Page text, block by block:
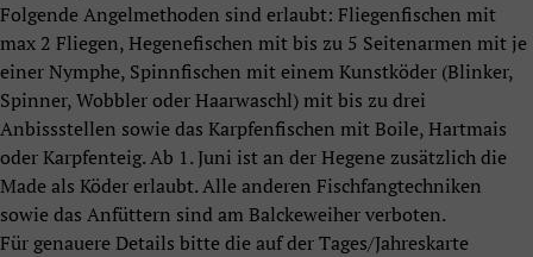
Folgende Angelmethoden sind erlaubt: Fliegenfischen mit
max 2 Fliegen, Hegenefischen mit bis zu 5 Seitenarmen mit je
einer Nymphe, Spinnfischen mit einem Kunstköder (Blinker,
Spinner, Wobbler oder Haarwaschl) mit bis zu drei
Anbissstellen sowie das Karpfenfischen mit Boile, Hartmais
oder Karpfenteig. Ab 1. Juni ist an der Hegene zusätzlich die
Made als Köder erlaubt. Alle anderen Fischfangtechniken
sowie das Anfüttern sind am Balckeweiher verboten.
Für genauere Details bitte die auf der Tages/Jahreskarte